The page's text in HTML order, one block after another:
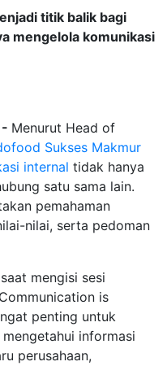
titik balik bagi
mengelola komunikasi
- Menurut Head of
Sukses Makmur
internal tidak hanya
satu sama lain.
pemahaman
nilai, serta pedoman
mengisi sesi
is
penting untuk
informasi
perusahaan,